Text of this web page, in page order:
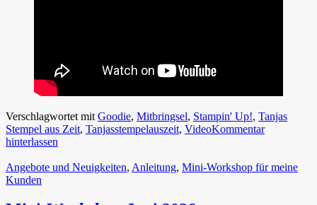
Verschlagwortet mit Goodie, Mitbringsel, Stampin' Up!, Tanjas
Stempel aus Zeit, Tanjasstempelauszeit, VideoKommentar
hinterlassen
Angebote und Neuigkeiten, Anleitung, Mini-Workshop für meine
Kunden